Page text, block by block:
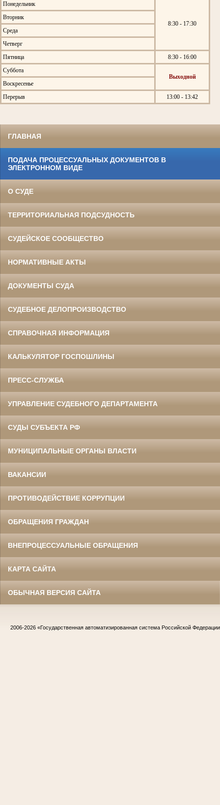
Понедельник
8:30 - 17:30
Вторник
Среда
Четверг
Пятница
8:30 - 16:00
Суббота
Выходной
Воскресенье
Перерыв
13:00 - 13:42
ГЛАВНАЯ
ПОДАЧА ПРОЦЕССУАЛЬНЫХ ДОКУМЕНТОВ В
ЭЛЕКТРОННОМ ВИДЕ
О СУДЕ
ТЕРРИТОРИАЛЬНАЯ ПОДСУДНОСТЬ
СУДЕЙСКОЕ СООБЩЕСТВО
НОРМАТИВНЫЕ АКТЫ
ДОКУМЕНТЫ СУДА
СУДЕБНОЕ ДЕЛОПРОИЗВОДСТВО
СПРАВОЧНАЯ ИНФОРМАЦИЯ
КАЛЬКУЛЯТОР ГОСПОШЛИНЫ
ПРЕСС-СЛУЖБА
УПРАВЛЕНИЕ СУДЕБНОГО ДЕПАРТАМЕНТА
СУДЫ СУБЪЕКТА РФ
МУНИЦИПАЛЬНЫЕ ОРГАНЫ ВЛАСТИ
ВАКАНСИИ
ПРОТИВОДЕЙСТВИЕ КОРРУПЦИИ
ОБРАЩЕНИЯ ГРАЖДАН
ВНЕПРОЦЕССУАЛЬНЫЕ ОБРАЩЕНИЯ
КАРТА САЙТА
ОБЫЧНАЯ ВЕРСИЯ САЙТА
2006-2026 «Государственная автоматизированная система Российской